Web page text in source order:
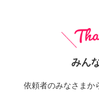
みん
依頼者のみなさまか